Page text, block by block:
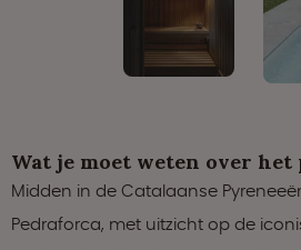
Wat je moet weten over het
Midden in de Catalaanse
Pedraforca, met uitzicht op de